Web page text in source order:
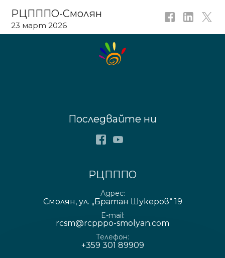
РЦПППО-Смолян
23 март 2026
РЦПППО
Адрес
Смолян, ул. „Братан Шукеров“ 19
E-mail
rcsm@rcpppo-smolyan.com
Телефон
+359 301 89909
Последвайте ни
Facebook